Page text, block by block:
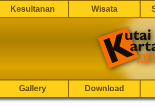
Kesultanan Wisata
Gallery Download